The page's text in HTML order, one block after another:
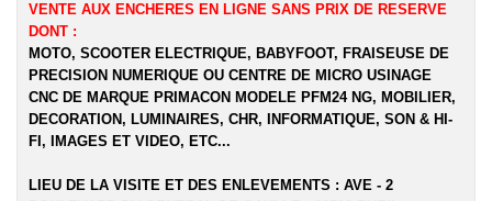
VENTE AUX ENCHERES EN LIGNE SANS PRIX DE RESERVE
DONT :
MOTO, SCOOTER ELECTRIQUE, BABYFOOT, FRAISEUSE DE
PRECISION NUMERIQUE OU CENTRE DE MICRO USINAGE
CNC DE MARQUE PRIMACON MODELE PFM24 NG, MOBILIER,
DECORATION, LUMINAIRES, CHR, INFORMATIQUE, SON & HI-
FI, IMAGES ET VIDEO, ETC...
LIEU DE LA VISITE ET DES ENLEVEMENTS : AVE - 2